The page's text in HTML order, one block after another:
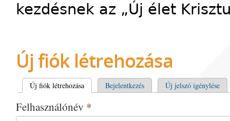
kezdésnek az „Új élet
Új fiók létrehozása
Elsődleges fülek
Új fiók létrehozása(aktív fül)Bejelentkezés Új jelszó igénylése
Felhasználónév *